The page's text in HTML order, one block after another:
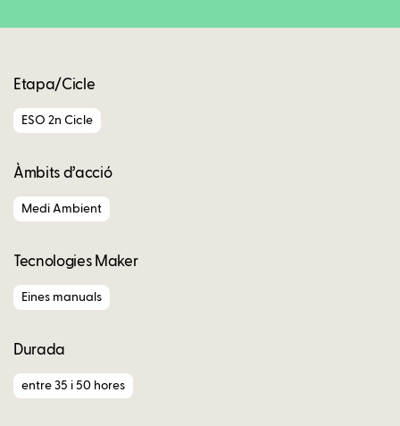
Etapa/Cicle
ESO 2n Cicle
Àmbits d’acció
Medi Ambient
Tecnologies Maker
Eines manuals
Durada
entre 35 i 50 hores